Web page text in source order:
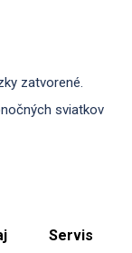
zatvorené.
sviatkov
Servis